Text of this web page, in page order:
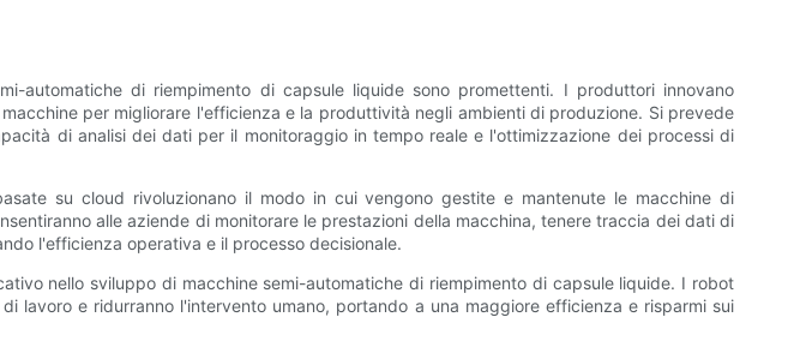
automatiche di riempimento di capsule liquide sono promettenti. I produttori innovano
per migliorare l'efficienza e la produttività negli ambienti di produzione. Si prevede
di analisi dei dati per il monitoraggio in tempo reale e l'ottimizzazione dei processi di
su cloud rivoluzionano il modo in cui vengono gestite e mantenute le macchine di
alle aziende di monitorare le prestazioni della macchina, tenere traccia dei dati di
l'efficienza operativa e il processo decisionale.
nello sviluppo di macchine semi-automatiche di riempimento di capsule liquide. I robot
lavoro e ridurranno l'intervento umano, portando a una maggiore efficienza e risparmi sui